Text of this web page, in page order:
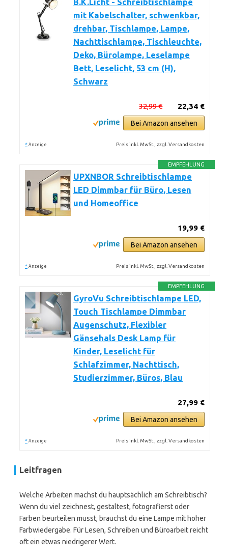
B.K.Licht - Schreibtischlampe
mit Kabelschalter, schwenkbar,
drehbar, Tischlampe, Lampe,
Nachttischlampe, Tischleuchte,
Deko, Bürolampe, Leselampe
Bett, Leselicht, 53 cm (H),
Schwarz
22,34 €
32,99 €
Bei Amazon ansehen
* Anzeige Preis inkl. MwSt., zzgl. Versandkosten
EMPFEHLUNG
UPXNBOR Schreibtischlampe
LED Dimmbar für Büro, Lesen
und Homeoffice
19,99 €
Bei Amazon ansehen
* Anzeige Preis inkl. MwSt., zzgl. Versandkosten
EMPFEHLUNG
GyroVu Schreibtischlampe LED,
Touch Tischlampe Dimmbar
Augenschutz, Flexibler
Gänsehals Desk Lamp für
Kinder, Leselicht für
Schlafzimmer, Nachttisch,
Studierzimmer, Büros, Blau
27,99 €
Bei Amazon ansehen
* Anzeige Preis inkl. MwSt., zzgl. Versandkosten
Leitfragen
Welche Arbeiten machst du hauptsächlich am Schreibtisch?
Wenn du viel zeichnest, gestaltest, fotografierst oder
Farben beurteilen musst, brauchst du eine Lampe mit hoher
Farbwiedergabe. Für Lesen, Schreiben und Büroarbeit reicht
oft ein etwas niedrigerer Wert.